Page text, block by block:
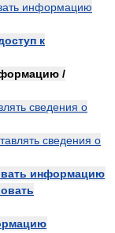
информацию
к
/
сведения о
сведения о
информацию